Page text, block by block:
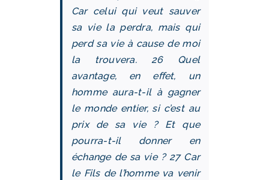
Car celui qui veut sauver
sa vie la perdra, mais qui
perd sa vie à cause de moi
la trouvera. 26 Quel
avantage, en effet, un
homme aura-t-il à gagner
le monde entier, si c’est au
prix de sa vie ? Et que
pourra-t-il donner en
échange de sa vie ? 27 Car
le Fils de l’homme va venir